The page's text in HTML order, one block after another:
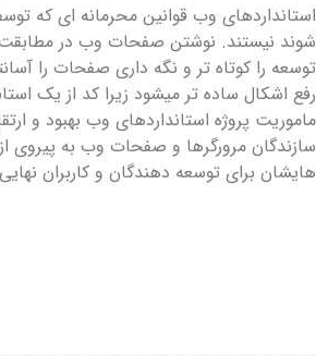
استانداردهای وب قوانین محرمانه ای که
شوند نیستند. نوشتن صفحات وب در مطابقت
توسعه را کوتاه تر و نگه داری صفحات را
رفع اشکال ساده تر میشود زیرا کد از یک
ماموریت پروژه استانداردهای وب بهبود و
سازندگان مرورگرها و صفحات وب به پیروی از
هایشان برای توسعه دهندگان و کاربران